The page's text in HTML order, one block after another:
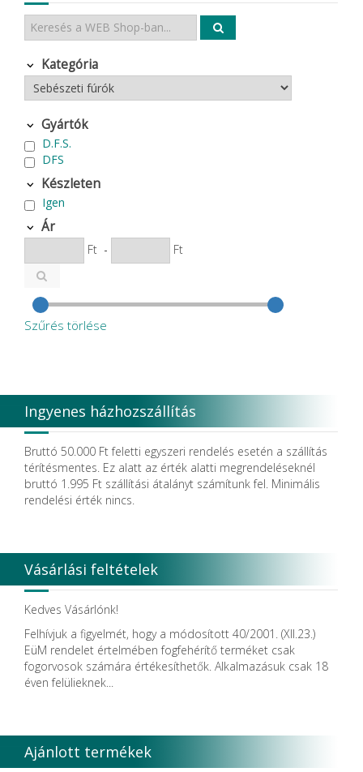
Kategória
Gyártók
D.F.S.
DFS
Készleten
Igen
Ár
Ft - Ft
Szűrés törlése
Ingyenes házhozszállítás
Bruttó 50.000 Ft feletti egyszeri rendelés esetén a szállítás
térítésmentes. Ez alatt az érték alatti megrendeléseknél
bruttó 1.995 Ft szállítási átalányt számítunk fel. Minimális
rendelési érték nincs.
Vásárlási feltételek
Kedves Vásárlónk!
Felhívjuk a figyelmét, hogy a módosított 40/2001. (XII.23.)
EüM rendelet értelmében fogfehérítő terméket csak
fogorvosok számára értékesíthetők. Alkalmazásuk csak 18
éven felülieknek...
Ajánlott termékek